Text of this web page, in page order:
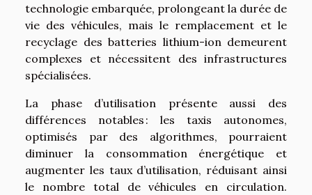
technologie embarquée, prolongeant la durée de
vie des véhicules, mais le remplacement et le
recyclage des batteries lithium-ion demeurent
complexes et nécessitent des infrastructures
spécialisées.
La phase d’utilisation présente aussi des
différences notables : les taxis autonomes,
optimisés par des algorithmes, pourraient
diminuer la consommation énergétique et
augmenter les taux d’utilisation, réduisant ainsi
le nombre total de véhicules en circulation.